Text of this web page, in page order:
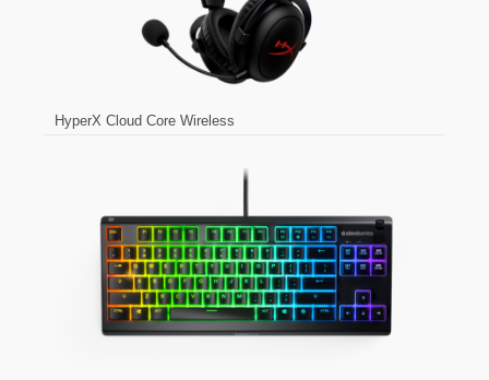
HyperX Cloud Core Wireless